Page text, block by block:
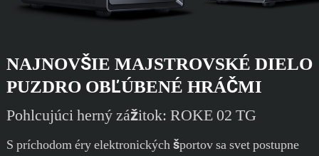
NAJNOVŠIE MAJSTROVSKÉ DIELO
PUZDRO OBĽÚBENÉ HRÁČMI
Pohlcujúci herný zážitok: ROKE 02 TG
S príchodom éry elektronických športov sa svet postupne